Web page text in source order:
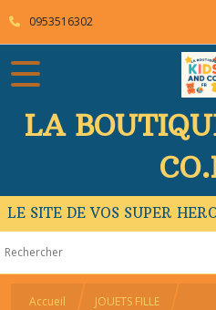
0953516302
LA
LE SITE DE VOS SUPER
Accueil JOUETS FILLE